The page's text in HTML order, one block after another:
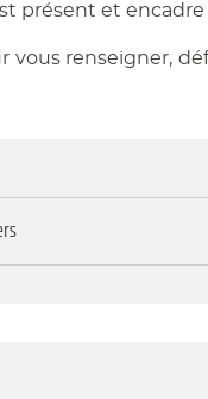
présent et encadre
vous renseigner,